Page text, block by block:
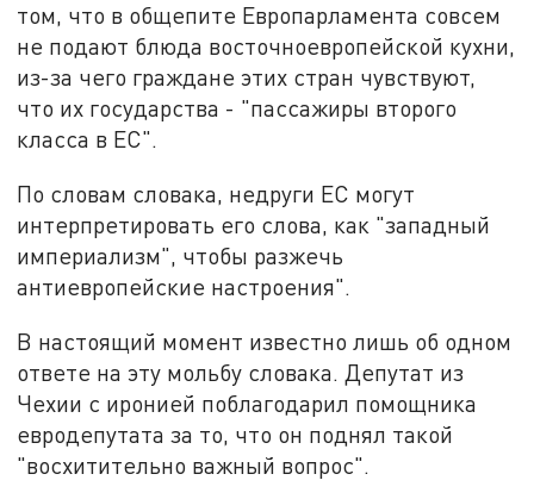
том, что в общепите Европарламента совсем
не подают блюда восточноевропейской кухни,
из-за чего граждане этих стран чувствуют,
что их государства - "пассажиры второго
класса в ЕС".
По словам словака, недруги ЕС могут
интерпретировать его слова, как "западный
империализм", чтобы разжечь
антиевропейские настроения".
В настоящий момент известно лишь об одном
ответе на эту мольбу словака. Депутат из
Чехии с иронией поблагодарил помощника
евродепутата за то, что он поднял такой
"восхитительно важный вопрос".